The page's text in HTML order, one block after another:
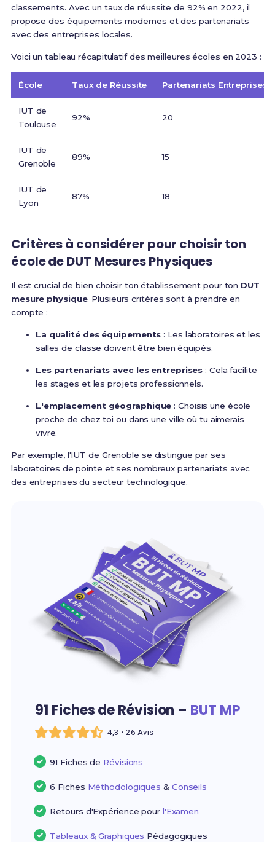
classements. Avec un taux de réussite de 92% en 2022, il
propose des équipements modernes et des partenariats
avec des entreprises locales.
Voici un tableau récapitulatif des meilleures écoles en 2023 :
École Taux de Réussite Partenariats Entreprises
IUT de
Toulouse
92% 20
IUT de
Grenoble
89% 15
IUT de
Lyon
87% 18
Critères à considérer pour choisir ton
école de DUT Mesures Physiques
Il est crucial de bien choisir ton établissement pour ton DUT
mesure physique. Plusieurs critères sont à prendre en
compte :
La qualité des équipements : Les laboratoires et les
salles de classe doivent être bien équipés.
Les partenariats avec les entreprises : Cela facilite
les stages et les projets professionnels.
L'emplacement géographique : Choisis une école
proche de chez toi ou dans une ville où tu aimerais
vivre.
Par exemple, l'IUT de Grenoble se distingue par ses
laboratoires de pointe et ses nombreux partenariats avec
des entreprises du secteur technologique.
91 Fiches de Révision – BUT MP
4,3 • 26 Avis
91 Fiches de Révisions
6 Fiches Méthodologiques & Conseils
Retours d'Expérience pour l'Examen
Tableaux & Graphiques Pédagogiques